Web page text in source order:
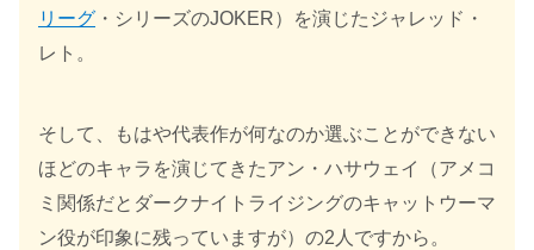
リーグ ・シリーズのJOKER）を演じたジャレッド・
レト。
そして、もはや代表作が何なのか選ぶことができない
ほどのキャラを演じてきたアン・ハサウェイ（アメコ
ミ関係だとダークナイトライジングのキャットウーマ
ン役が印象に残っていますが）の2人ですから。